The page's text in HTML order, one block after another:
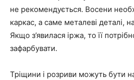
не рекомендується. Восени
каркас, а саме металеві деталі,
Якщо з’явилася іржа, то її
зафарбувати.
Тріщини і розриви можуть бути